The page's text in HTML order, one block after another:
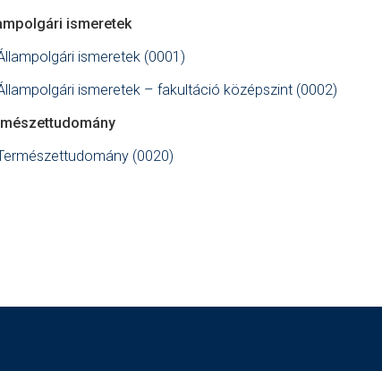
ismeretek
ismeretek (0001)
ismeretek – fakultáció középszint (0002)
(0020)